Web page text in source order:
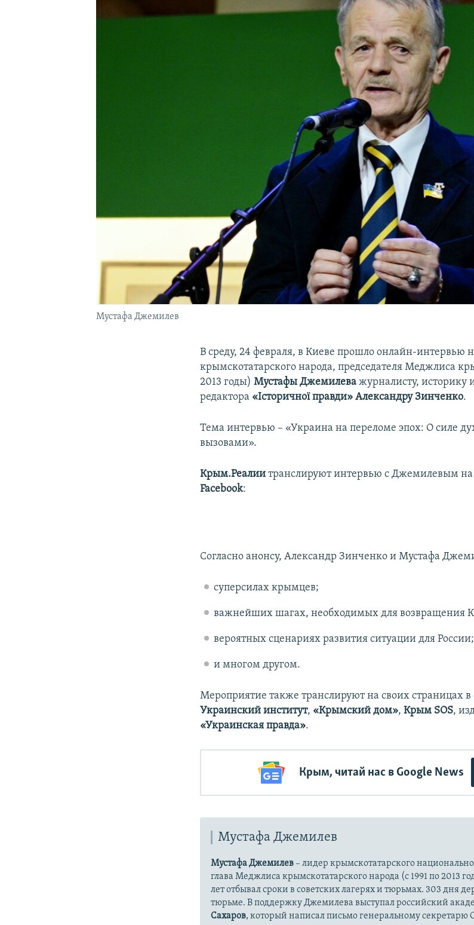
Мустафа Джемилев
В среду, 24 февраля, в Киеве прошло онлайн-интервью
крымскотатарского народа, председателя Меджлиса
2013 годы)Мустафы Джемилева журналисту, историку
редактора «Історичної правди» Александру Зинченко.
Тема интервью – «Украина на переломе эпох: О силе
вызовами».
Крым.Реалии транслируют интервью с Джемилевым на
Facebook:
Согласно анонсу, Александр Зинченко и Мустафа
суперсилах крымцев;
важнейших шагах, необходимых для возвращения
вероятных сценариях развития ситуации для России;
и многом другом.
Мероприятие также транслируют на своих страницах в
Украинский институт, «Крымский дом»,Крым SOS,
«Украинская правда».
Крым, читай нас в Google News
Мустафа Джемилев
Мустафа Джемилев– лидер крымскотатарского
глава Меджлиса крымскотатарского народа (с 1991 по 2013
лет отбывал сроки в советских лагерях и тюрьмах. 303 дня
тюрьме. В поддержку Джемилева выступал российский
Сахаров, который написал письмо генеральному секретарю